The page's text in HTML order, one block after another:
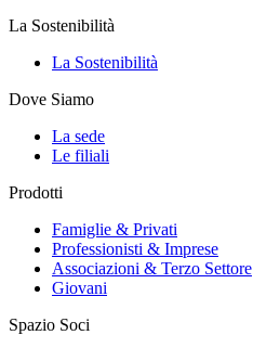
La Sostenibilità
La Sostenibilità
Dove Siamo
La sede
Le filiali
Prodotti
Famiglie & Privati
Professionisti & Imprese
Associazioni & Terzo Settore
Giovani
Spazio Soci